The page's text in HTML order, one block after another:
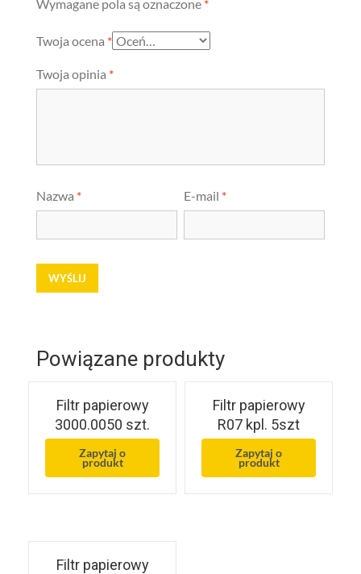
Wymagane pola są oznaczone *
Twoja ocena *
Twoja opinia *
Nazwa * E-mail *
Powiązane produkty
Filtr papierowy
3000.0050 szt.
Zapytaj o
produkt
Filtr papierowy
R07 kpl. 5szt
Zapytaj o
produkt
Filtr papierowy